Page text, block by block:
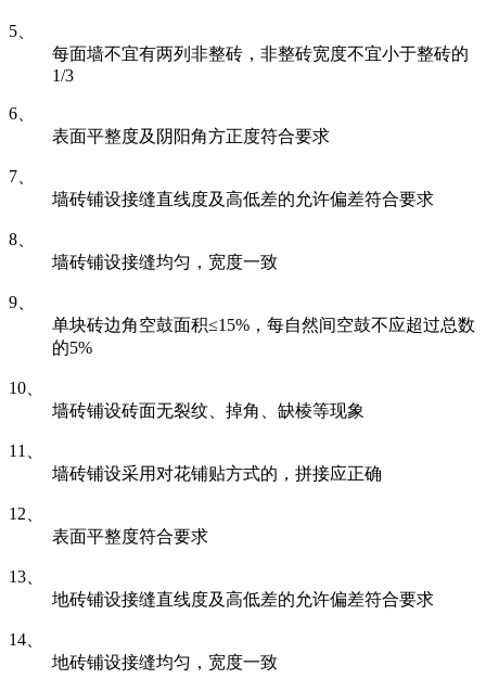
5、
每面墙不宜有两列非整砖，非整砖宽度不宜小于整砖的
1/3
6、
表面平整度及阴阳角方正度符合要求
7、
墙砖铺设接缝直线度及高低差的允许偏差符合要求
8、
墙砖铺设接缝均匀，宽度一致
9、
单块砖边角空鼓面积≤15%，每自然间空鼓不应超过总数
的5%
10、
墙砖铺设砖面无裂纹、掉角、缺棱等现象
11、
墙砖铺设采用对花铺贴方式的，拼接应正确
12、
表面平整度符合要求
13、
地砖铺设接缝直线度及高低差的允许偏差符合要求
14、
地砖铺设接缝均匀，宽度一致